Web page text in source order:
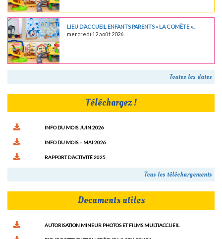
LIEU D’ACCUEIL ENFANTS PARENTS « LA COMÈTE »...
mercredi 12 août 2026
Toutes les dates
Téléchargez !
INFO DU MOIS JUIN 2026
INFO DU MOIS – MAI 2026
RAPPORT D’ACTIVITÉ 2025
Tous les téléchargements
Documents utiles
AUTORISATION MINEUR PHOTOS ET FILMS MULTIACCUEIL